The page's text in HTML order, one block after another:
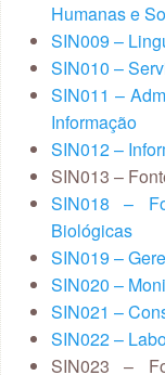
Humanas e
SIN009 –
SIN010 –
SIN011 –
Informação
SIN012 –
SIN013 –
SIN018 –
Biológicas
SIN019 –
SIN020 –
SIN021 –
SIN022 –
SIN023 –